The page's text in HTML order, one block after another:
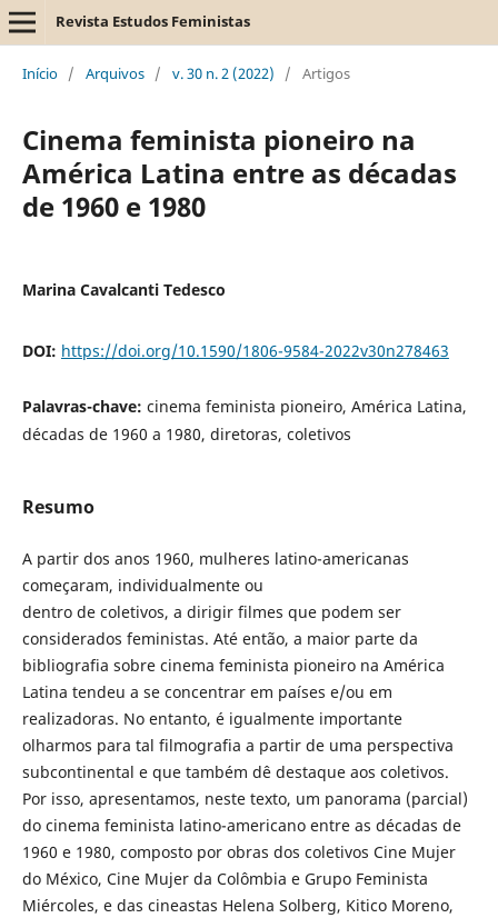
Revista Estudos Feministas
Início / Arquivos / v. 30 n. 2 (2022) / Artigos
Cinema feminista pioneiro na
América Latina entre as décadas
de 1960 e 1980
Marina Cavalcanti Tedesco
DOI: https://doi.org/10.1590/1806-9584-2022v30n278463
Palavras-chave: cinema feminista pioneiro, América Latina,
décadas de 1960 a 1980, diretoras, coletivos
Resumo
A partir dos anos 1960, mulheres latino-americanas
começaram, individualmente ou
dentro de coletivos, a dirigir filmes que podem ser
considerados feministas. Até então, a maior parte da
bibliografia sobre cinema feminista pioneiro na América
Latina tendeu a se concentrar em países e/ou em
realizadoras. No entanto, é igualmente importante
olharmos para tal filmografia a partir de uma perspectiva
subcontinental e que também dê destaque aos coletivos.
Por isso, apresentamos, neste texto, um panorama (parcial)
do cinema feminista latino-americano entre as décadas de
1960 e 1980, composto por obras dos coletivos Cine Mujer
do México, Cine Mujer da Colômbia e Grupo Feminista
Miércoles, e das cineastas Helena Solberg, Kitico Moreno,